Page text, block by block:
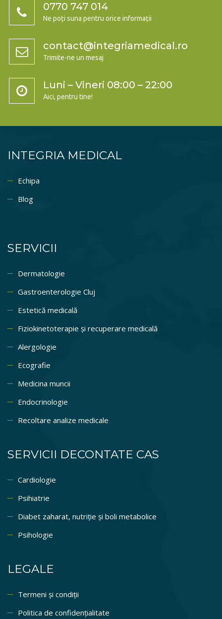
0770 747 014
Ne poți suna pentru orice informații
contact@integriamedical.ro
Trimite-ne un mesaj
Luni – Vineri 08:00 – 22:00
Aici, pentru tine!
INTEGRIA MEDICAL
Echipa
Blog
SERVICII
Dermatologie
Gastroenterologie Cluj
Estetică medicală
Fiziokinetoterapie și recuperare medicală
Alergologie
Ecografie
Medicina muncii
Endocrinologie
Recoltare analize medicale
SERVICII DECONTATE CAS
Cardiologie
Psihiatrie
Diabet zaharat, nutriție și boli metabolice
Psihologie
LEGALE
Termeni și condiții
Politica de confidențialitate